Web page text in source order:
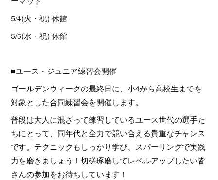
5/4(火・祝) 休館
5/6(水・祝) 休館
■ユース・ジュニア練習会開催
ゴールデンウィークの最終日に、小4から高校生までを
対象とした合同練習会を開催します。
​普段は大人に混ざって練習しているユース世代の選手た
ちにとって、同年代と全力で競い合える貴重なチャンス
です。テクニックもしっかり学び、スパーリングで実践
力を磨きましょう！切磋琢磨してレベルアップしたい皆
さんの参加をお待ちしています！